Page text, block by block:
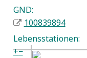
GND:
100839894
Lebensstationen:
+−